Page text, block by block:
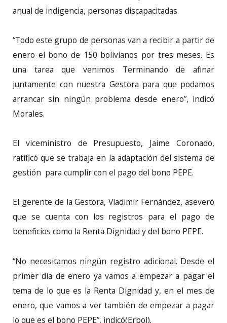
anual de indigencia, personas discapacitadas.
“Todo este grupo de personas van a recibir a partir de
enero el bono de 150 bolivianos por tres meses. Es
una tarea que venimos Terminando de afinar
juntamente con nuestra Gestora para que podamos
arrancar sin ningún problema desde enero”, indicó
Morales.
El viceministro de Presupuesto, Jaime Coronado,
ratificó que se trabaja en la adaptación del sistema de
gestión para cumplir con el pago del bono PEPE.
El gerente de la Gestora, Vladimir Fernández, aseveró
que se cuenta con los registros para el pago de
beneficios como la Renta Dignidad y del bono PEPE.
“No necesitamos ningún registro adicional. Desde el
primer día de enero ya vamos a empezar a pagar el
tema de lo que es la Renta Dignidad y, en el mes de
enero, que vamos a ver también de empezar a pagar
lo que es el bono PEPE”, indicó(Erbol).